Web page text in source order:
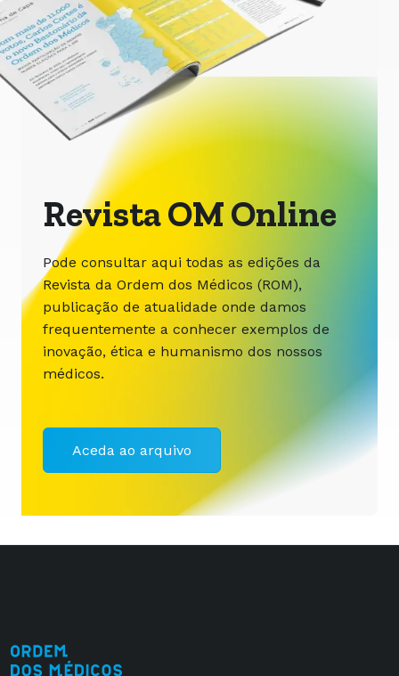
Revista OM Online
Pode consultar aqui todas as edições da
Revista da Ordem dos Médicos (ROM),
publicação de atualidade onde damos
frequentemente a conhecer exemplos de
inovação, ética e humanismo dos nossos
médicos.
Aceda ao arquivo